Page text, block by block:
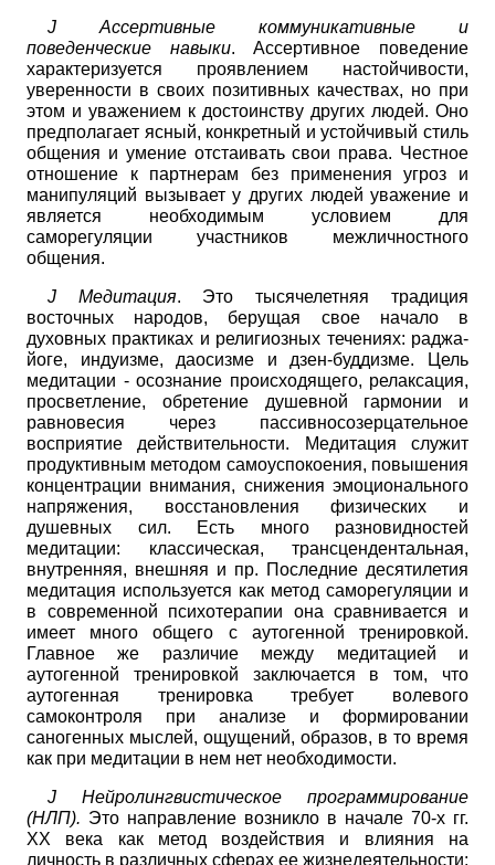
J
Ассертивные коммуникативные и
поведенческие навыки. Ассертивное поведение
характеризуется проявлением настойчивости,
уверенности в своих позитивных качествах, но при
этом и уважением к достоинству других людей. Оно
предполагает ясный, конкретный и устойчивый стиль
общения и умение отстаивать свои права. Честное
отношение к партнерам без применения угроз и
манипуляций вызывает у других людей уважение и
является необходимым условием для
саморегуляции участников межличностного
общения.
J Медитация. Это тысячелетняя традиция
восточных народов, берущая свое начало в
духовных практиках и религиозных течениях: раджа-
йоге, индуизме, даосизме и дзен-буддизме. Цель
медитации - осознание происходящего, релаксация,
просветление, обретение душевной гармонии и
равновесия через пассивно­созерцательное
восприятие действительности. Медитация служит
продуктивным методом самоуспокоения, повышения
концентрации внимания, снижения эмоционального
напряжения, восстановления физических и
душевных сил. Есть много разновидностей
медитации: классическая, трансцендентальная,
внутренняя, внешняя и пр. Последние десятилетия
медитация используется как метод саморегуляции и
в современной психотерапии она сравнивается и
имеет много общего с аутогенной тренировкой.
Главное же различие между медитацией и
аутогенной тренировкой заключается в том, что
аутогенная тренировка требует волевого
самоконтроля при анализе и формировании
саногенных мыслей, ощущений, образов, в то время
как при медитации в нем нет необходимости.
J
Нейролингвистическое программирование
(НЛП). Это направление возникло в начале 70-х гг.
ХХ века как метод воздействия и влияния на
личность в различных сферах ее жизнедеятельности: